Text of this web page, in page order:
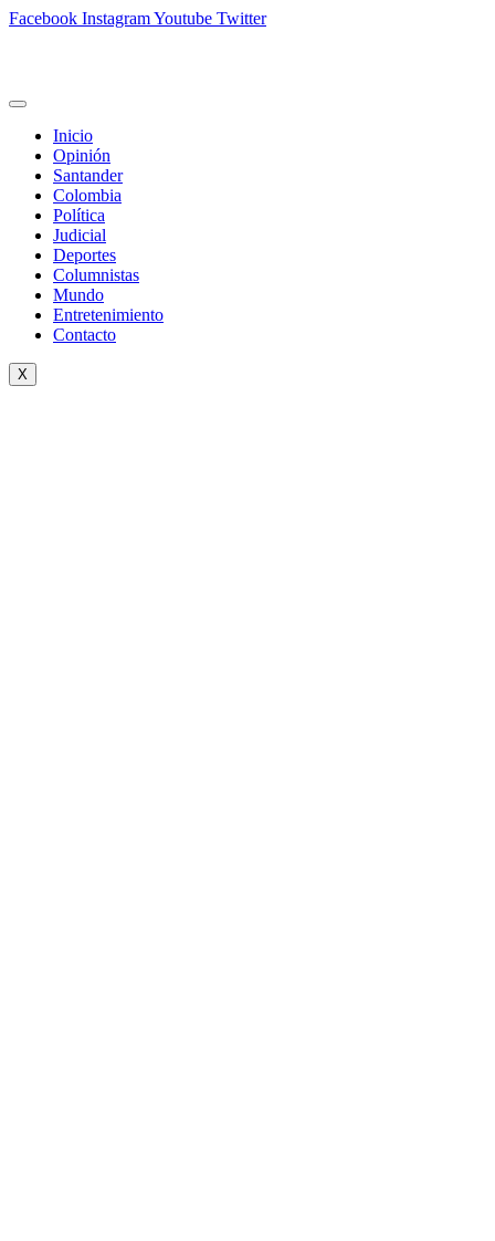
Facebook InstagramYoutube Twitter
Inicio
Opinión
Santander
Colombia
Política
Judicial
Deportes
Columnistas
Mundo
Entretenimiento
Contacto
X